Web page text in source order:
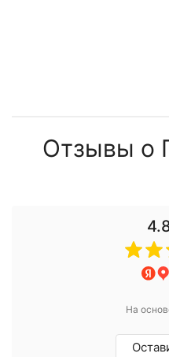
Отзывы о
На